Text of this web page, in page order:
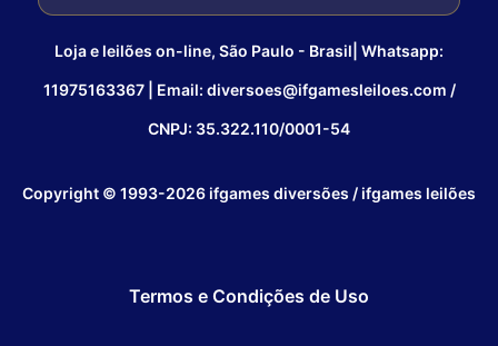
Loja e leilões on-line, São Paulo - Brasil| Whatsapp:
11975163367 | Email: diversoes@ifgamesleiloes.com /
CNPJ: 35.322.110/0001-54
Copyright © 1993-2026 ifgames diversões / ifgames leilões
Termos e Condições de Uso